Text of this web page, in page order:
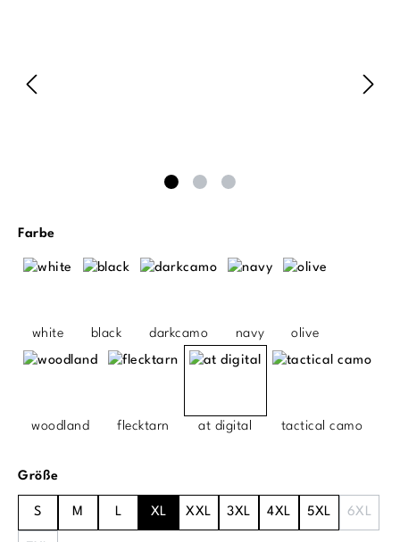
Farbeauswählen
white black darkcamo navy olive
woodland flecktarn at digital tactical camo
Größeauswählen
S M L XL XXL 3XL 4XL 5XL 6XL